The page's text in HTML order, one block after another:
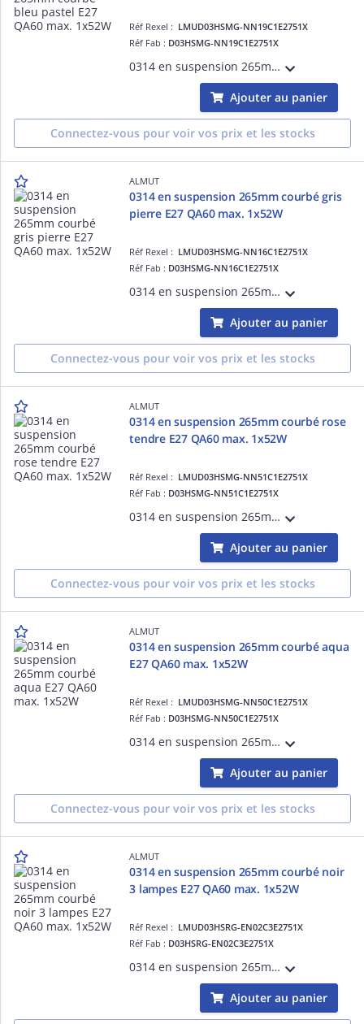
Réf Rexel : LMUD03HSMG-NN19C1E2751X
Réf Fab : D03HSMG-NN19C1E2751X
0314 en suspension 265mm courbébleu pastel E27 QA60 max. 1x52W
Ajouter au panier
Connectez-vous pour voir vos prix et les stocks
ALMUT
0314 en suspension 265mm courbé gris
pierre E27 QA60 max. 1x52W
Réf Rexel : LMUD03HSMG-NN16C1E2751X
Réf Fab : D03HSMG-NN16C1E2751X
0314 en suspension 265mm courbégris pierre E27 QA60 max. 1x52W
Ajouter au panier
Connectez-vous pour voir vos prix et les stocks
ALMUT
0314 en suspension 265mm courbé rose
tendre E27 QA60 max. 1x52W
Réf Rexel : LMUD03HSMG-NN51C1E2751X
Réf Fab : D03HSMG-NN51C1E2751X
0314 en suspension 265mm courbérose tendre E27 QA60 max. 1x52W
Ajouter au panier
Connectez-vous pour voir vos prix et les stocks
ALMUT
0314 en suspension 265mm courbé aqua
E27 QA60 max. 1x52W
Réf Rexel : LMUD03HSMG-NN50C1E2751X
Réf Fab : D03HSMG-NN50C1E2751X
0314 en suspension 265mm courbéaqua E27 QA60 max. 1x52W
Ajouter au panier
Connectez-vous pour voir vos prix et les stocks
ALMUT
0314 en suspension 265mm courbé noir
3 lampes E27 QA60 max. 1x52W
Réf Rexel : LMUD03HSRG-EN02C3E2751X
Réf Fab : D03HSRG-EN02C3E2751X
0314 en suspension 265mm courbénoir 3 lampes E27 QA60 max. 1x52W
Ajouter au panier